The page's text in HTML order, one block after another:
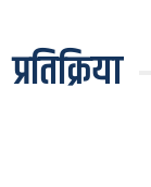
प्रतिक्रिया